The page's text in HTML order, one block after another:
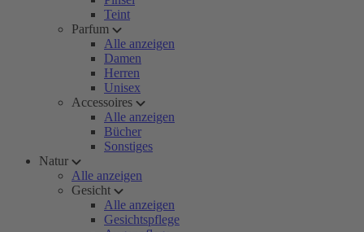
Teint
Parfum
Alle anzeigen
Damen
Herren
Unisex
Accessoires
Alle anzeigen
Bücher
Sonstiges
Natur
Alle anzeigen
Gesicht
Alle anzeigen
Gesichtspflege